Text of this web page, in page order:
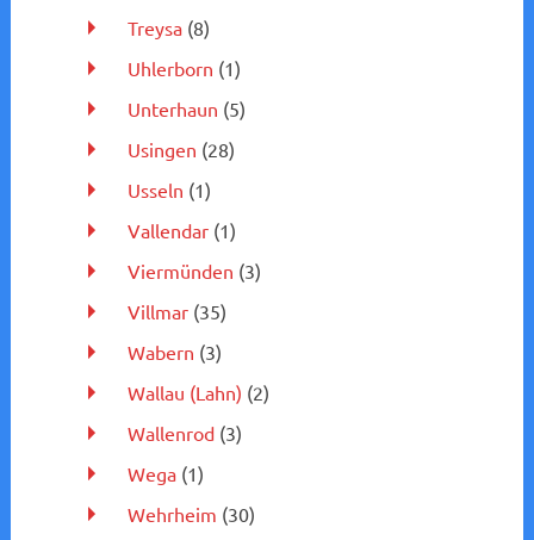
Treysa(8)
Uhlerborn (1)
Unterhaun (5)
Usingen (28)
Usseln (1)
Vallendar(1)
Viermünden (3)
Villmar(35)
Wabern (3)
Wallau (Lahn) (2)
Wallenrod(3)
Wega(1)
Wehrheim (30)